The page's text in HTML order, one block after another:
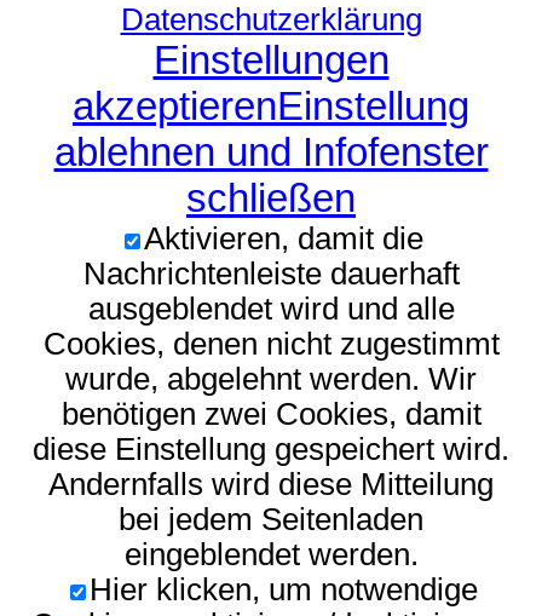
Datenschutzerklärung
Einstellungen
akzeptierenEinstellung
ablehnen und Infofenster
schließen
Aktivieren, damit die
Nachrichtenleiste dauerhaft
ausgeblendet wird und alle
Cookies, denen nicht zugestimmt
wurde, abgelehnt werden. Wir
benötigen zwei Cookies, damit
diese Einstellung gespeichert wird.
Andernfalls wird diese Mitteilung
bei jedem Seitenladen
eingeblendet werden.
Hier klicken, um notwendige